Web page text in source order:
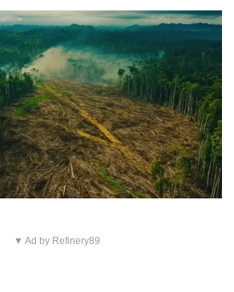
▼ Ad by Refinery89